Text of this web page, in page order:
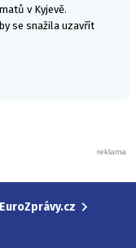
v Kyjevě.
se snažila uzavřít